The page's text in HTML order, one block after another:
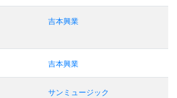
吉本興業
吉本興業
サンミュージック